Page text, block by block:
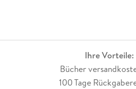
Ihre Vorteile:
Bücher
100 Tage